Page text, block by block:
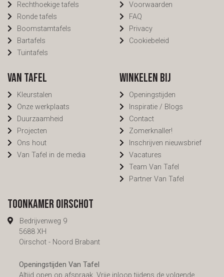
Rechthoekige tafels
Ronde tafels
Boomstamtafels
Bartafels
Tuintafels
Voorwaarden
FAQ
Privacy
Cookiebeleid
Van Tafel
Kleurstalen
Onze werkplaats
Duurzaamheid
Projecten
Ons hout
Van Tafel in de media
Winkelen bij
Openingstijden
Inspiratie / Blogs
Contact
Zomerknaller!
Inschrijven nieuwsbrief
Vacatures
Team Van Tafel
Partner Van Tafel
Toonkamer Oirschot
Bedrijvenweg 9
5688 XH
Oirschot - Noord Brabant
Openingstijden Van Tafel